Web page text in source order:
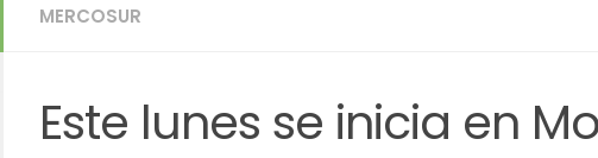
MERCOSUR
Este lunes se inicia en